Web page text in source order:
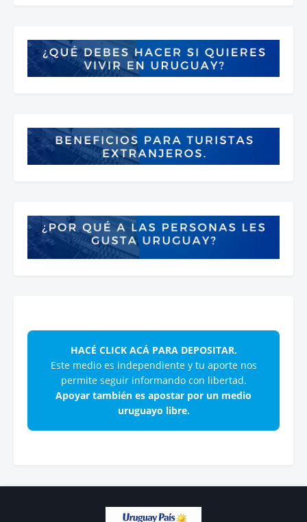
HACÉ CLICK ACÁ PARA DEPOSITAR.
Este medio es independiente y tu aporte nos
permite seguir informando con libertad.
Apoyar también es apostar por un medio
uruguayo libre.